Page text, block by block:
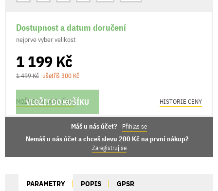
Dostupnost a datum doručení
nejprve vyber velikost
1 199 Kč
1 499 Kč ušetříš 300 Kč
VLOŽIT DO KOŠÍKU
MOŽNOSTI DORUČENÍ HISTORIE CENY
Máš u nás účet? Přihlas se
Nemáš u nás účet a chceš slevu 200 Kč na první nákup?
Zaregistruj se
PARAMETRY POPIS GPSR